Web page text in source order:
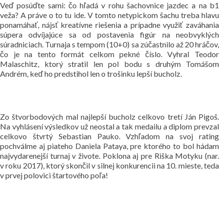
Veď posúďte sami: čo hľadá v rohu šachovnice jazdec a na b1
veža? A práve o to tu ide. V tomto netypickom šachu treba hlavu
ponamáhať, nájsť kreatívne riešenia a prípadne využiť zaváhania
súpera odvíjajúce sa od postavenia figúr na neobvyklých
súradniciach. Turnaja s tempom (10+0) sa zúčastnilo až 20 hráčov,
čo je na tento formát celkom pekné číslo. Vyhral Teodor
Malaschitz, ktorý stratil len pol bodu s druhým Tomášom
Andrém, keď ho predstihol len o trošinku lepší bucholz.
Zo štvorbodových mal najlepší bucholz celkovo tretí Ján Pigoš.
Na vyhlásení výsledkov už neostal a tak medailu a diplom prevzal
celkovo štvrtý Sebastian Pauko. Vzhľadom na svoj rating
pochválme aj piateho Daniela Pataya, pre ktorého to bol hádam
najvydarenejší turnaj v živote. Poklona aj pre Riška Motyku (nar.
v roku 2017), ktorý skončil v silnej konkurencii na 10. mieste, teda
v prvej polovici štartového poľa!